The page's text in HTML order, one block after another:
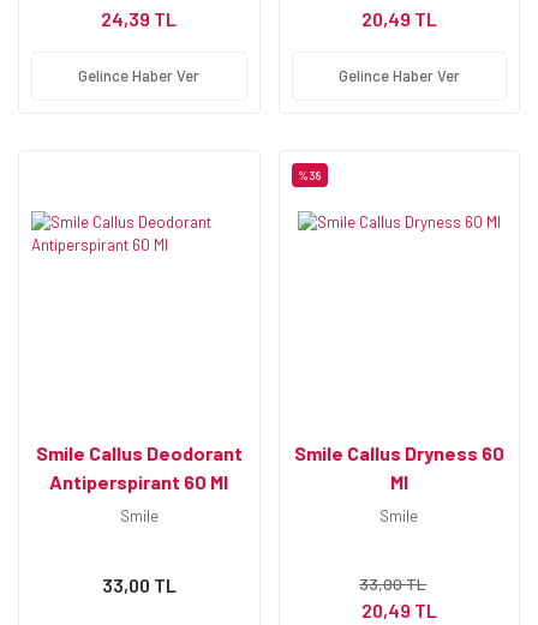
24,39 TL
Gelince Haber Ver
20,49 TL
Gelince Haber Ver
Smile Callus Deodorant
Antiperspirant 60 Ml
Smile
33,00 TL
%38
Smile Callus Dryness 60
Ml
Smile
33,00 TL
20,49 TL